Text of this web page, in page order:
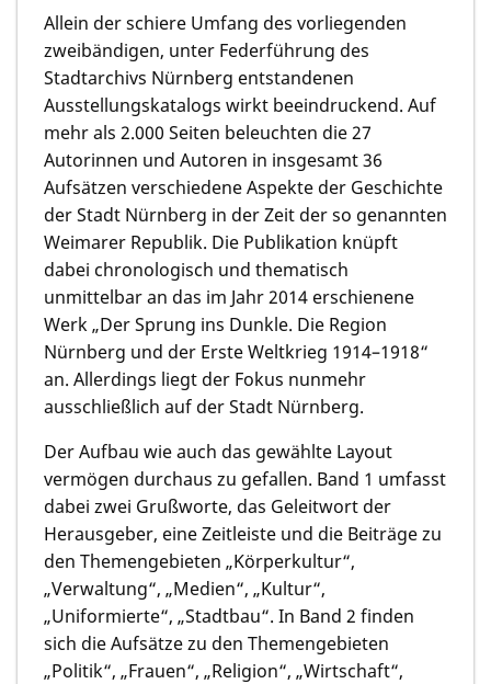
Allein der schiere Umfang des vorliegenden
zweibändigen, unter Federführung des
Stadtarchivs Nürnberg entstandenen
Ausstellungskatalogs wirkt beeindruckend. Auf
mehr als 2.000 Seiten beleuchten die 27
Autorinnen und Autoren in insgesamt 36
Aufsätzen verschiedene Aspekte der Geschichte
der Stadt Nürnberg in der Zeit der so genannten
Weimarer Republik. Die Publikation knüpft
dabei chronologisch und thematisch
unmittelbar an das im Jahr 2014 erschienene
Werk „Der Sprung ins Dunkle. Die Region
Nürnberg und der Erste Weltkrieg 1914–1918“
an. Allerdings liegt der Fokus nunmehr
ausschließlich auf der Stadt Nürnberg.
Der Aufbau wie auch das gewählte Layout
vermögen durchaus zu gefallen. Band 1 umfasst
dabei zwei Grußworte, das Geleitwort der
Herausgeber, eine Zeitleiste und die Beiträge zu
den Themengebieten „Körperkultur“,
„Verwaltung“, „Medien“, „Kultur“,
„Uniformierte“, „Stadtbau“. In Band 2 finden
sich die Aufsätze zu den Themengebieten
„Politik“, „Frauen“, „Religion“, „Wirtschaft“,